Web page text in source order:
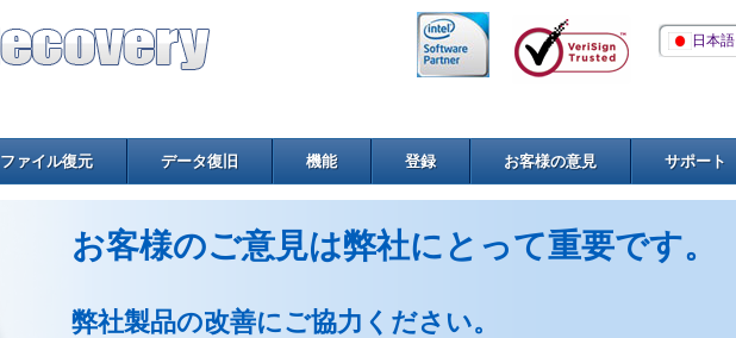
日本語
ファイル復元 データ復旧 機能 登録 お客様の意見 サポート
お客様のご意見は弊社にとって重要です。
弊社製品の改善にご協力ください。